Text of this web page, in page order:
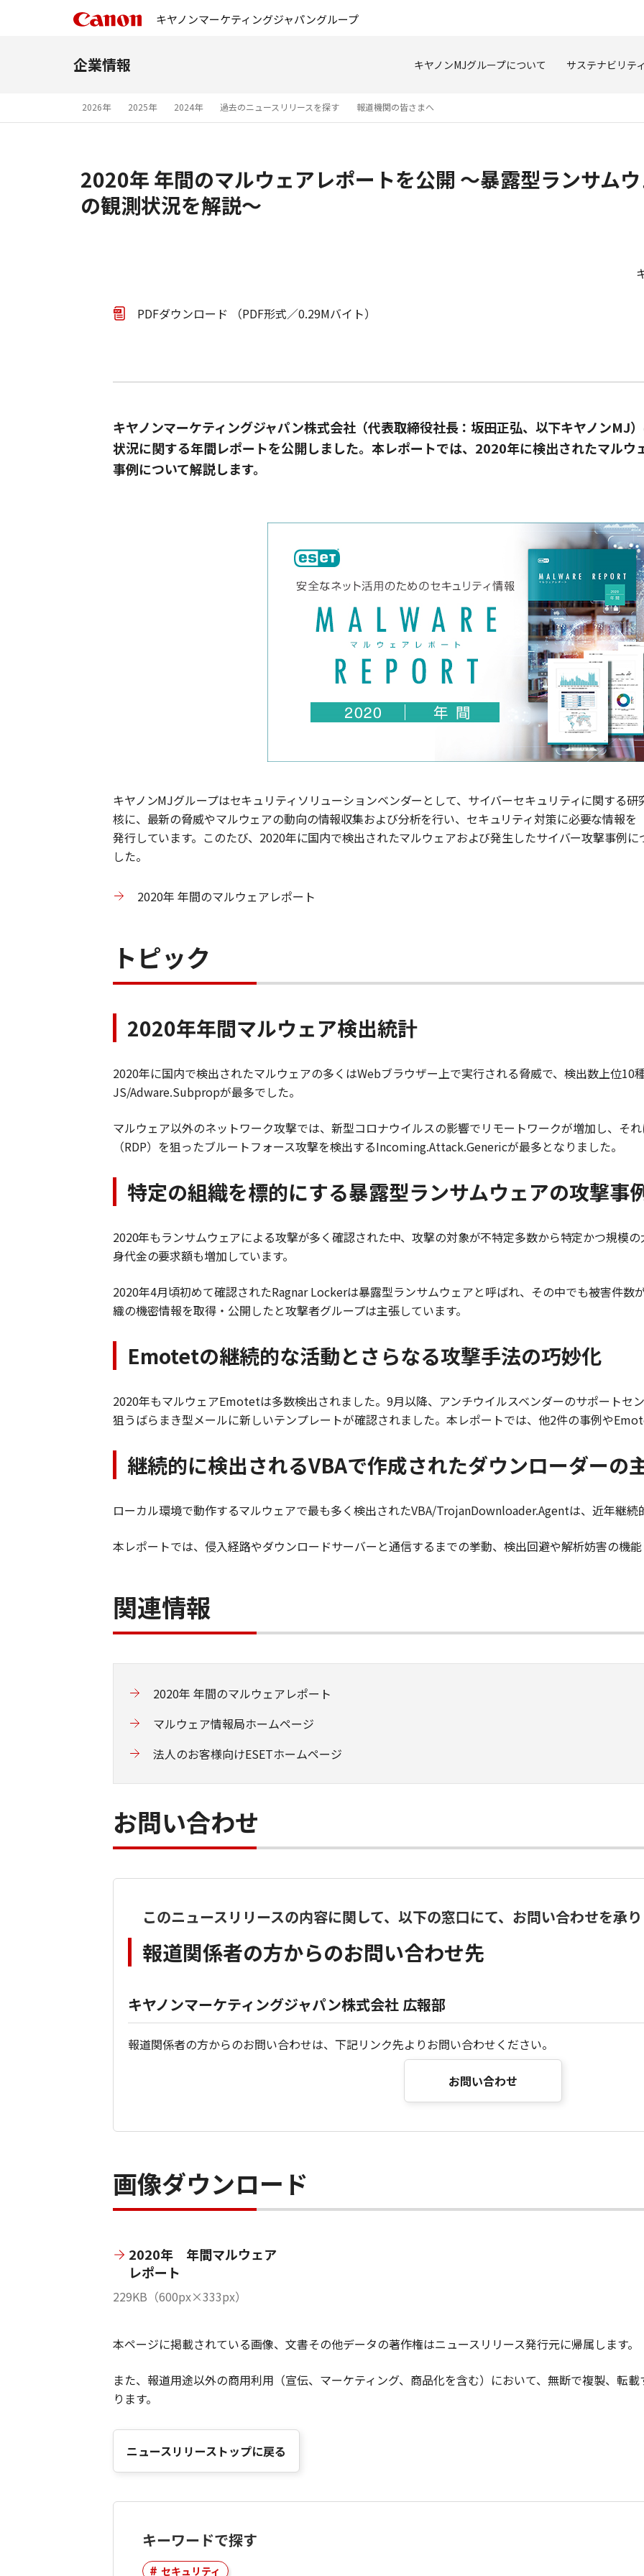
キヤノンマーケティングジャパングループ
企業情報 キヤノンMJグループについて サステナビリテ
2026年 2025年 2024年 過去のニュースリリースを探す 報道機関の皆さまへ
2020年 年間のマルウェアレポートを公開 ～暴露型ランサム
の観測状況を解説～
PDFダウンロード （PDF形式／0.29Mバイト）
キヤノンマーケティングジャパン株式会社（代表取締役社長：坂田正弘、以下キヤノンMJ
状況に関する年間レポートを公開しました。本レポートでは、 2020年に検出されたマルウ
事例について解説します。
キヤノンMJグループはセキュリティソリューションベンダーとして、サイバーセキュリティに関する研
核に、最新の脅威やマルウェアの動向の情報収集および分析を行い、セキュリティ対策に必要な情報
発行しています。このたび、 2020年に国内で検出されたマルウェアおよび発生したサイバー攻撃事例
した。
2020年 年間のマルウェアレポート
トピック
2020年年間マルウェア検出統計
2020年に国内で検出されたマルウェアの多くはWebブラウザー上で実行される脅威で、検出数上位10
JS/Adware.Subpropが最多でした。
マルウェア以外のネットワーク攻撃では、新型コロナウイルスの影響でリモートワークが増加し、そ
（RDP）を狙ったブルートフォース攻撃を検出するIncoming.Attack.Genericが最多となりました。
特定の組織を標的にする暴露型ランサムウェアの攻撃事
2020年もランサムウェアによる攻撃が多く確認された中、攻撃の対象が不特定多数から特定かつ規模
身代金の要求額も増加しています。
2020年4月頃初めて確認されたRagnar Lockerは暴露型ランサムウェアと呼ばれ、その中でも被害件数
織の機密情報を取得・公開したと攻撃者グループは主張しています。
Emotetの継続的な活動とさらなる攻撃手法の巧妙化
2020年もマルウェアEmotetは多数検出されました。 9月以降、アンチウイルスベンダーのサポートセ
狙うばらまき型メールに新しいテンプレートが確認されました。本レポートでは、他2件の事例や
継続的に検出されるVBAで作成されたダウンローダーの
ローカル環境で動作するマルウェアで最も多く検出されたVBA/TrojanDownloader.Agentは、近年継続
本レポートでは、侵入経路やダウンロードサーバーと通信するまでの挙動、検出回避や解析妨害の機
関連情報
2020年 年間のマルウェアレポート
マルウェア情報局ホームページ
法人のお客様向けESETホームページ
お問い合わせ
このニュースリリースの内容に関して、以下の窓口にて、お問い合わせを承
報道関係者の方からのお問い合わせ先
キヤノンマーケティングジャパン株式会社 広報部
報道関係者の方からのお問い合わせは、下記リンク先よりお問い合わせください。
お問い合わせ
画像ダウンロード
2020年 年間マルウェア
レポート
229KB（600px×333px）
本ページに掲載されている画像、文書その他データの著作権はニュースリリース発行元に帰属します。
また、報道用途以外の商用利用（宣伝、マーケティング、商品化を含む）において、無断で複製、転
ります。
ニュースリリーストップに戻る
キーワードで探す
セキュリティ